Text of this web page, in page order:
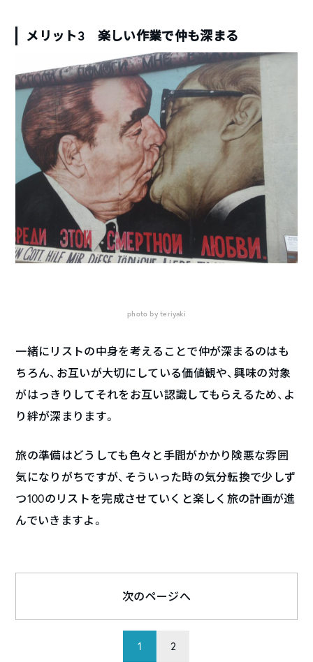
メリット3 楽しい作業で仲も深まる
photo by teriyaki
一緒にリストの中身を考えることで仲が深まるのはも
ちろん、お互いが大切にしている価値観や、興味の対象
がはっきりしてそれをお互い認識してもらえるため、よ
り絆が深まります。
旅の準備はどうしても色々と手間がかかり険悪な雰囲
気になりがちですが、そういった時の気分転換で少しず
つ100のリストを完成させていくと楽しく旅の計画が進
んでいきますよ。
1 2
次のページへ